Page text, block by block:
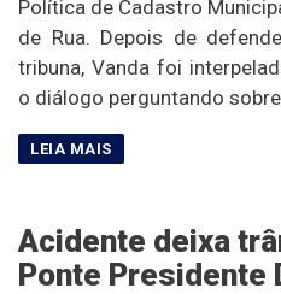
Política de Cadastro
de Rua. Depois de
tribuna, Vanda foi
o diálogo perguntando
Acidente deixa
Ponte Presidente